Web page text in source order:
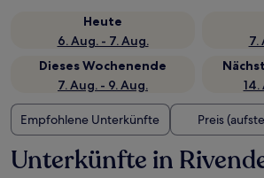
Heute
6. Aug. - 7. Aug.
7.
Dieses Wochenende
7. Aug. - 9. Aug.
14.
Empfohlene Unterkünfte Preis
Unterkünfte in